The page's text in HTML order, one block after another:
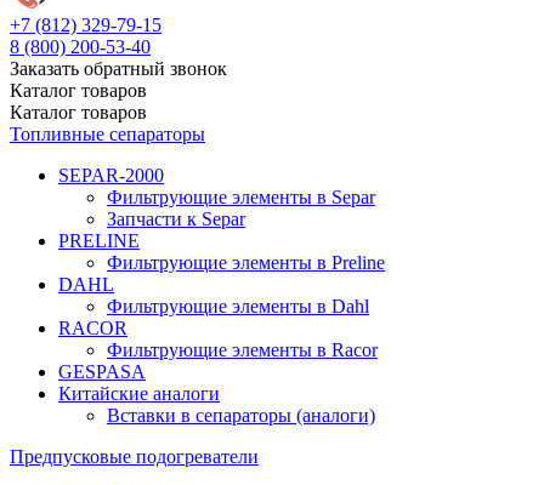
+7 (812) 329-79-15
8 (800) 200-53-40
Заказать обратный звонок
Каталог товаров
Каталог товаров
Топливные сепараторы
SEPAR-2000
Фильтрующие элементы в Separ
Запчасти к Separ
PRELINE
Фильтрующие элементы в Preline
DAHL
Фильтрующие элементы в Dahl
RACOR
Фильтрующие элементы в Racor
GESPASA
Китайские аналоги
Вставки в сепараторы (аналоги)
Предпусковые подогреватели